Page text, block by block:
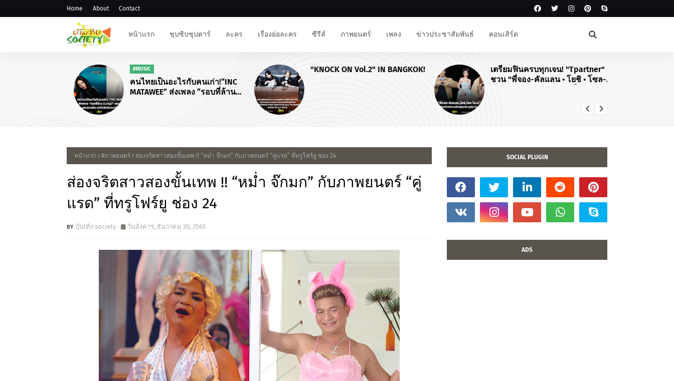
Home About Contact
หน้าแรก ซุบซิบซุปตาร์ ละคร เรื่องย่อละคร ซีรีส์ ภาพยนตร์ เพลง ข่าวประชาสัมพันธ์ คอนเสิร์ต
#MUSIC
คนไทยเป็นอะไรกับคนเก่า!“INC
MATAWEE” ส่งเพลง “รอบที่ล้าน
"KNOCK ON Vol.2" IN BANGKOK!
เตรียมฟินครบทุกเจน! "Tpartner"
ชวน "พี่จอง-คัลแลน • โยชิ • โซล-
โมเน่" เสิร์ฟโมเมนต์จัดเต็มในงาน
"Airport Carnival ทริปไหนก็ใจฟู"
หน้าแรก #ภาพยนตร์ ส่องจริตสาวสองขั้นเทพ !! “หม่ำ จ๊กมก” กับภาพยนตร์ “คู่แรด” ที่ทรูโฟร์ยู ช่อง 24
ส่องจริตสาวสองขั้นเทพ !! “หม่ำ จ๊กมก” กับภาพยนตร์ “คู่
แรด” ที่ทรูโฟร์ยู ช่อง 24
บันเทิง society วันอังคาร, ธันวาคม 20, 2565
SOCIAL PLUGIN
ADS